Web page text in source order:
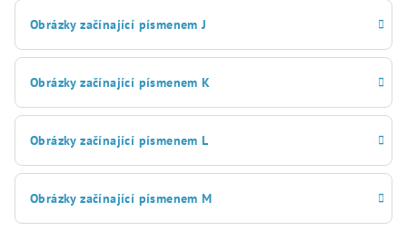
Obrázky začínající písmenem J
Obrázky začínající písmenem K
Obrázky začínající písmenem L
Obrázky začínající písmenem M